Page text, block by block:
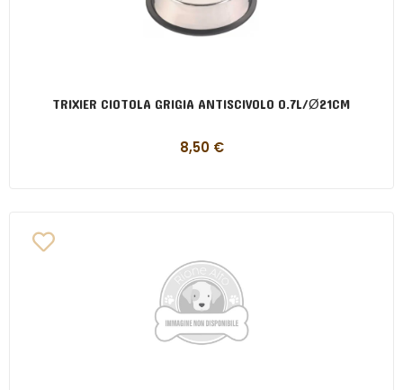
TRIXIER CIOTOLA GRIGIA ANTISCIVOLO 0.7L/Ø21CM
8,50 €